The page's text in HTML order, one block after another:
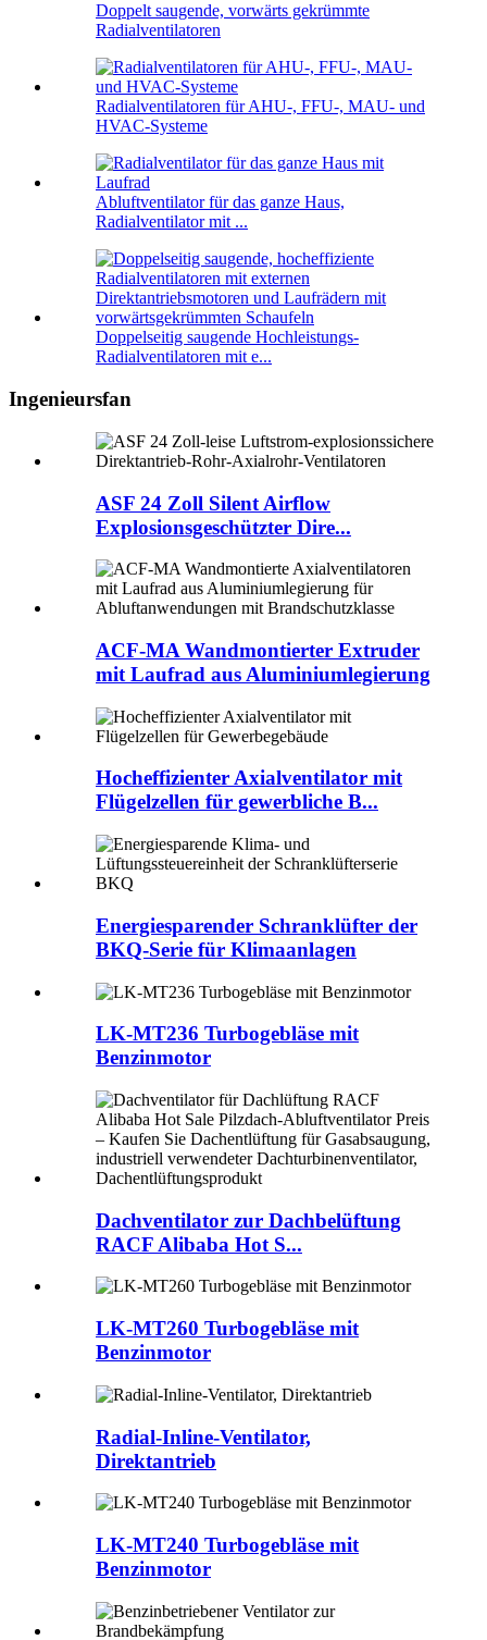
Doppelt saugende, vorwärts gekrümmte
Radialventilatoren
Radialventilatoren für AHU-, FFU-, MAU- und
HVAC-Systeme
Abluftventilator für das ganze Haus,
Radialventilator mit ...
Doppelseitig saugende Hochleistungs-
Radialventilatoren mit e...
Ingenieursfan
ASF 24 Zoll Silent Airflow
Explosionsgeschützter Dire...
ACF-MA Wandmontierter Extruder
mit Laufrad aus Aluminiumlegierung
Hocheffizienter Axialventilator mit
Flügelzellen für gewerbliche B...
Energiesparender Schranklüfter der
BKQ-Serie für Klimaanlagen
LK-MT236 Turbogebläse mit
Benzinmotor
Dachventilator zur Dachbelüftung
RACF Alibaba Hot S...
LK-MT260 Turbogebläse mit
Benzinmotor
Radial-Inline-Ventilator,
Direktantrieb
LK-MT240 Turbogebläse mit
Benzinmotor